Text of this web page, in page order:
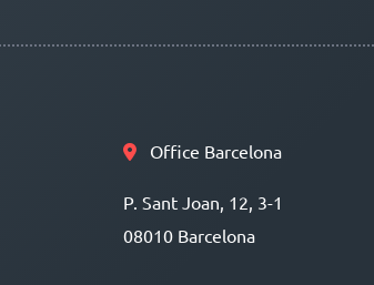
Office Barcelona
P. Sant Joan, 12, 3-1
08010 Barcelona